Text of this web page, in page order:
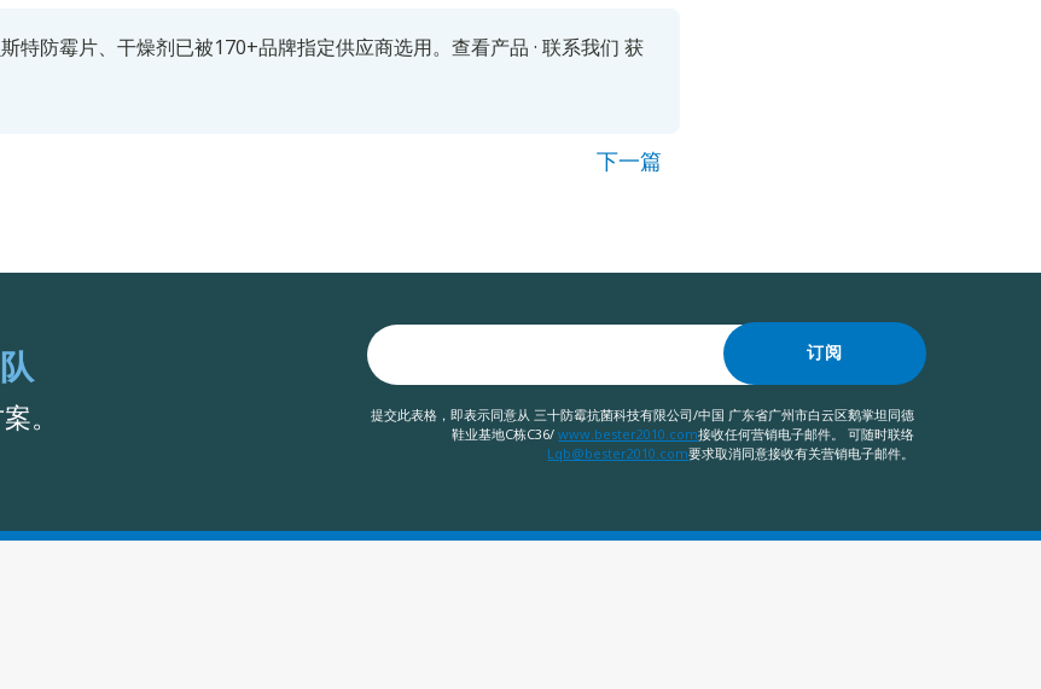
特防霉片、干燥剂已被170+品牌指定供应商选用。 查看产品 · 联系我们 获
下一篇
。
订阅
提交此表格，即表示同意从 三十防霉抗菌科技有限公司/中国 广东省广州市白云区鹅掌坦同德
鞋业基地C栋C36/www.bester2010.com接收任何营销电子邮件。 可随时联络
Lqb@bester2010.com要求取消同意接收有关营销电子邮件。